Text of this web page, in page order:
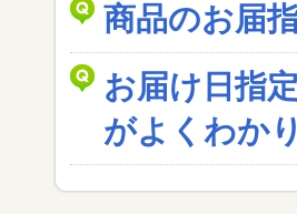
商品のお届
お届け日指
がよくわか